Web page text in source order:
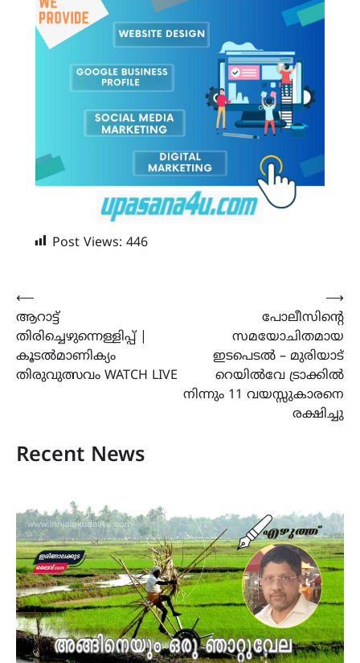
Post Views: 446
Post
navigation
⟵
ആറാട്ട്
തിരിച്ചെഴുന്നെള്ളിപ്പ് |
കൂടൽമാണിക്യം
തിരുവുത്സവം WATCH LIVE
പോലീസിന്റെ
സമയോചിതമായ
ഇടപെടൽ – മുരിയാട്
റെയിൽവേ ട്രാക്കിൽ
നിന്നും 11 വയസ്സുകാരനെ
രക്ഷിച്ചു
⟶
Recent News